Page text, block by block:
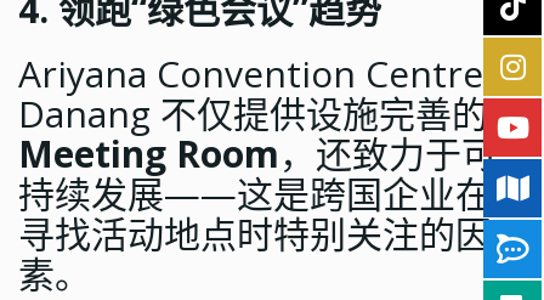
Ariyana Convention Centre
Danang 不仅提供设施完善的
Meeting Room，还致力于可
持续发展——这是跨国企业在
寻找活动地点时特别关注的因
素。